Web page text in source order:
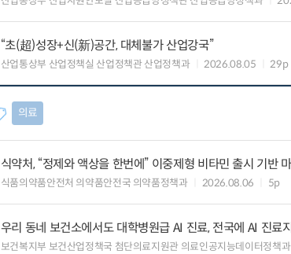
“초(超)성장+신(新)공간, 대체불가 산업강국”
산업통상부 산업정책실 산업정책관 산업정책과 2026.08.05 29p
의료
식약처, “정제와 액상을 한번에” 이중제형 비타민 출시 기반
식품의약품안전처 의약품안전국 의약품정책과 2026.08.06 5p
우리 동네 보건소에서도 대학병원급 AI 진료, 전국에 AI 진료
보건복지부 보건산업정책국 첨단의료지원관 의료인공지능데이터정책과